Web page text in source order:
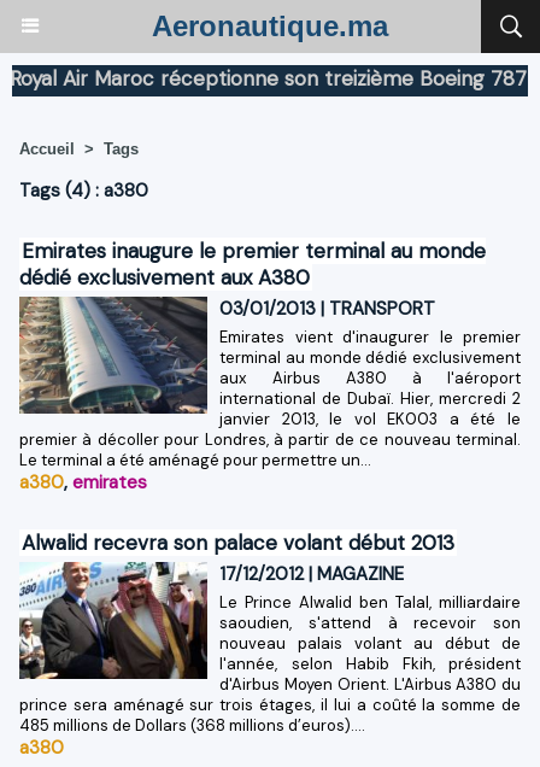
Aeronautique.ma
Air Maroc réceptionne son treizième Boeing 787
Accueil > Tags
Tags (4) : a380
Emirates inaugure le premier terminal au monde
dédié exclusivement aux A380
03/01/2013 | TRANSPORT
Emirates vient d'inaugurer le premier
terminal au monde dédié exclusivement
aux Airbus A380 à l'aéroport
international de Dubaï. Hier, mercredi 2
janvier 2013, le vol EK003 a été le
premier à décoller pour Londres, à partir de ce nouveau terminal.
Le terminal a été aménagé pour permettre un...
a380, emirates
Alwalid recevra son palace volant début 2013
17/12/2012|MAGAZINE
Le Prince Alwalid ben Talal, milliardaire
saoudien, s'attend à recevoir son
nouveau palais volant au début de
l'année, selon Habib Fkih, président
d'Airbus Moyen Orient. L'Airbus A380 du
prince sera aménagé sur trois étages, il lui a coûté la somme de
485 millions de Dollars (368 millions d’euros)....
a380